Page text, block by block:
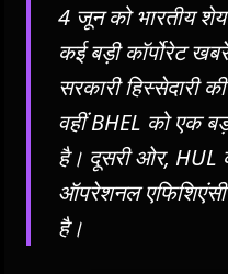
4 जून को भारतीय
कई बड़ी कॉर्पोरेट
सरकारी हिस्सेदारी
वहीं BHEL को एक
है। दूसरी ओर, HUL
ऑपरेशनल
है।